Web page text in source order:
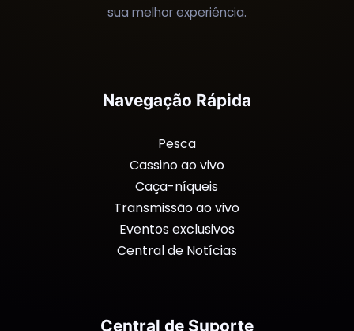
sua melhor experiência.
Navegação Rápida
Pesca
Cassino ao vivo
Caça-níqueis
Transmissão ao vivo
Eventos exclusivos
Central de Notícias
Central de Suporte